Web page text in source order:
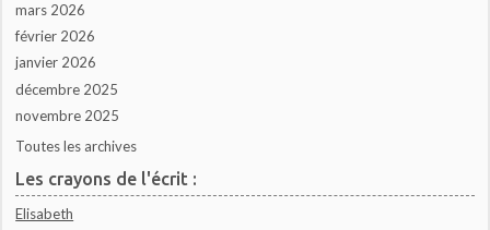
mars 2026
février 2026
janvier 2026
décembre 2025
novembre 2025
Toutes les archives
Les crayons de l'écrit :
Elisabeth